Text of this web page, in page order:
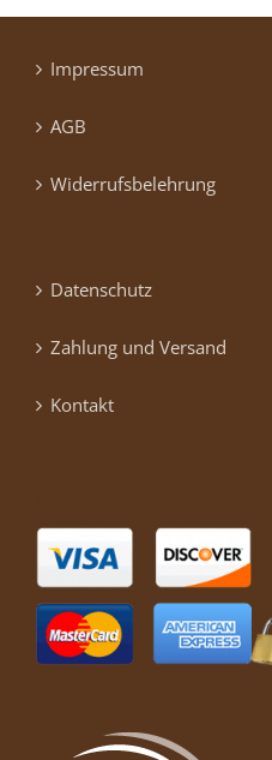
Impressum
AGB
Widerrufsbelehrung
Datenschutz
Zahlung und Versand
Kontakt